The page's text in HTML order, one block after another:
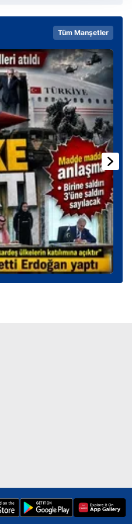
için İnternet
kişilere ait çerezler
çeşitli kişisel
olan çerezler bilgi
amacıyla
sitemizin daha işlevsel
ve sizlere yönelik
yapılması, amaçlarıyla
kullanılacaktır.
yer alan panel
ilişkin detaylı bilgi
Çerez Bilgilendirme
Kanunu uyarınca
Tüm Manşetler